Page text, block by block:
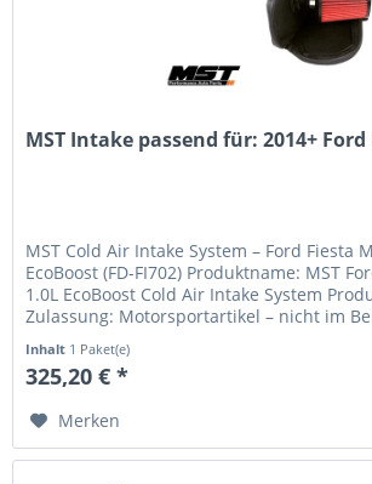
MST Intake passend für: 2014+
MST Cold Air Intake System – Ford Fiesta
EcoBoost (FD-FI702) Produktname: MST
1.0L EcoBoost Cold Air Intake System
Zulassung: Motorsportartikel – nicht im
Inhalt 1 Paket(e)
325,20 € *
Merken